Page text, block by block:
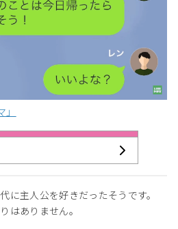
に主人公を好きだったそうです。
はありません。